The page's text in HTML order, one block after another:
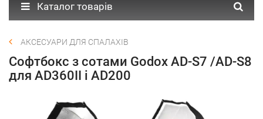
Каталог товарів
АКСЕСУАРИ ДЛЯ СПАЛАХІВ
Софтбокс з сотами Godox AD-S7 /AD-S8
для AD360II і AD200